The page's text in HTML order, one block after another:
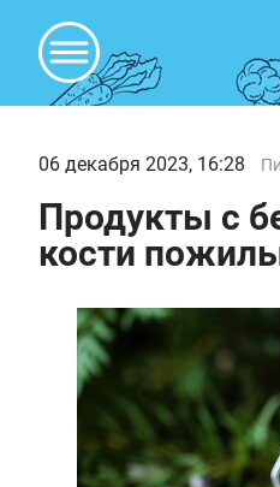
06 декабря 2023, 16:28
Продукты с
кости